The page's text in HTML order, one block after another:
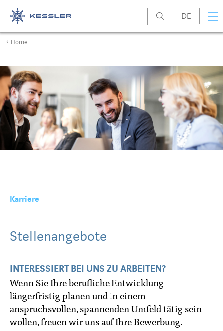
Kessler DE
Home
Karriere
Stellenangebote
INTERESSIERT BEI UNS ZU ARBEITEN?
Wenn Sie Ihre berufliche Entwicklung
längerfristig planen und in einem
anspruchsvollen, spannenden Umfeld tätig sein
wollen, freuen wir uns auf Ihre Bewerbung.